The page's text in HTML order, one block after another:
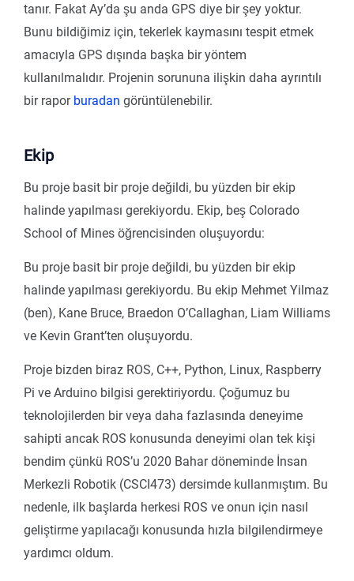
tanır. Fakat Ay’da şu anda GPS diye bir şey yoktur.
Bunu bildiğimiz için, tekerlek kaymasını tespit etmek
amacıyla GPS dışında başka bir yöntem
kullanılmalıdır. Projenin sorununa ilişkin daha ayrıntılı
bir rapor buradan görüntülenebilir.
Ekip
Bu proje basit bir proje değildi, bu yüzden bir ekip
halinde yapılması gerekiyordu. Ekip, beş Colorado
School of Mines öğrencisinden oluşuyordu:
Bu proje basit bir proje değildi, bu yüzden bir ekip
halinde yapılması gerekiyordu. Bu ekip Mehmet Yilmaz
(ben), Kane Bruce, Braedon O’Callaghan, Liam Williams
ve Kevin Grant’ten oluşuyordu.
Proje bizden biraz ROS, C++, Python, Linux, Raspberry
Pi ve Arduino bilgisi gerektiriyordu. Çoğumuz bu
teknolojilerden bir veya daha fazlasında deneyime
sahipti ancak ROS konusunda deneyimi olan tek kişi
bendim çünkü ROS’u 2020 Bahar döneminde İnsan
Merkezli Robotik (CSCI473) dersimde kullanmıştım. Bu
nedenle, ilk başlarda herkesi ROS ve onun için nasıl
geliştirme yapılacağı konusunda hızla bilgilendirmeye
yardımcı oldum.